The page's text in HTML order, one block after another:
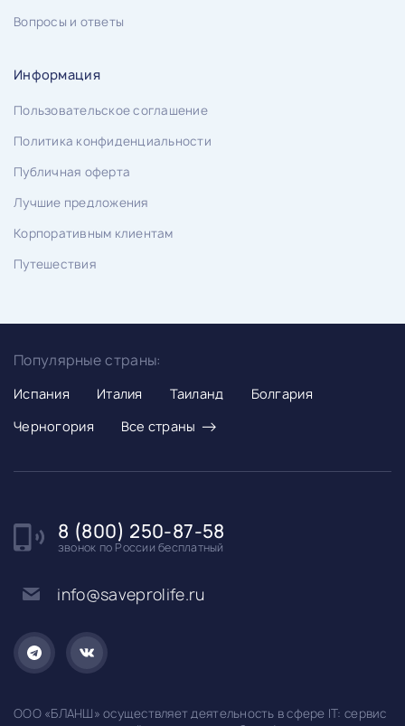
Вопросы и ответы
Информация
Пользовательское соглашение
Политика конфиденциальности
Публичная оферта
Лучшие предложения
Корпоративным клиентам
Путешествия
Популярные страны:
Испания Италия Таиланд
Болгария
Черногория
Все страны →
8 (800) 250-87-58
звонок по России бесплатный
info@saveprolife.ru
ООО «БЛАНШ» осуществляет деятельность в сфере IT: сервис